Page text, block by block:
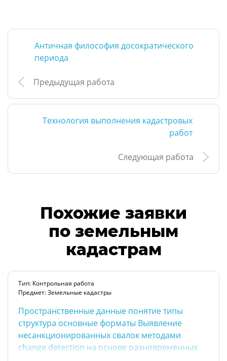
Античная философия досократического
периода
Предыдущая работа
Технология выполнения кадастровых
работ
Следующая работа
Похожие заявки
по земельным
кадастрам
Тип: Контрольная работа
Предмет: Земельные кадастры
Пространственные данные понятие типы
структура основные форматы Выявление
несанкционированных свалок методами
change detection на основе разновременных